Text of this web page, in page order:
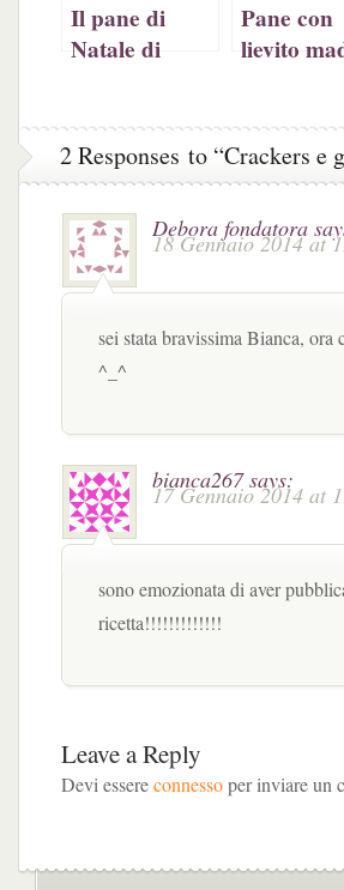
Il pane di
Natale di
Pane con
lievito
2 Responses to “Crackers
Debora fondatora
18 Gennaio 2014 at
sei stata bravissima Bianca,
^_^
bianca267 says:
17 Gennaio 2014 at
sono emozionata di aver
ricetta!!!!!!!!!!!!!
Leave a Reply
Devi essereconnessoper inviare un